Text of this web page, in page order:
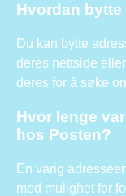
Hvordan
Du kan bytte
deres nettside
deres for å søke
Hvor lenge
hos Posten?
En varig
med mulighet for